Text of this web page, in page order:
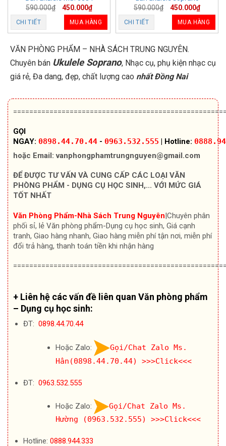
VĂN PHÒNG PHẨM – NHÀ SÁCH TRUNG NGUYÊN.
Chuyên bán Ukulele Soprano, Nhạc cụ, phụ kiện nhạc cụ
giá rẻ, Đa dang, đẹp, chất lượng cao nhất Đồng Nai
GỌI
NGAY: 0898.44.70.44 - 0963.532.555 | Hotline:
hoặc Email:vanphongphamtrungnguyen@gmail.com
ĐỂ ĐƯỢC TƯ VẤN VÀ CUNG CẤP CÁC LOẠI VĂN
PHÒNG PHẨM - DỤNG CỤ HỌC SINH,... VỚI MỨC GIÁ
TỐT NHẤT
Văn Phòng Phẩm-Nhà Sách Trung Nguyên|Chuyên phân
phối sỉ, lẻ Văn phòng phẩm-Dụng cụ học sinh, Giá cạnh
tranh, Giao hàng nhanh, Giao hàng miễn phí tận nơi, miễn phí
đổi trả hàng, thanh toán tiền khi nhận hàng
+ Liên hệ các vấn đề liên quan Văn phòng phẩm
– Dụng cụ học sinh:
ĐT: 0898.44.70.44
Hoặc Zalo:
Gọi/Chat Zalo Ms.
Hân(0898.44.70.44)
>>>Click<<<
ĐT: 0963.532.555
Hoặc Zalo:
Gọi/Chat Zalo Ms.
Hường (0963.532.555)
>>>Click<<<
Hotline: 0888.944.333
590.000₫ 450.000₫
CHI TIẾT MUA HÀNG
590.000₫ 450.000₫
CHI TIẾT MUA HÀNG